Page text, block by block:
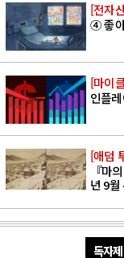
[전자
④ 좋아
[마이
인플
[애덤
『마
년 9월
독자